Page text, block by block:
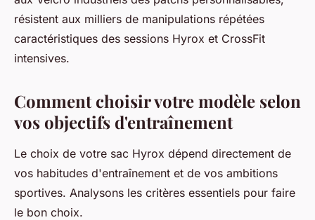
résistent aux milliers de manipulations répétées
caractéristiques des sessions Hyrox et CrossFit
intensives.
Comment choisir votre modèle selon
vos objectifs d'entraînement
Le choix de votre sac Hyrox dépend directement de
vos habitudes d'entraînement et de vos ambitions
sportives. Analysons les critères essentiels pour faire
le bon choix.